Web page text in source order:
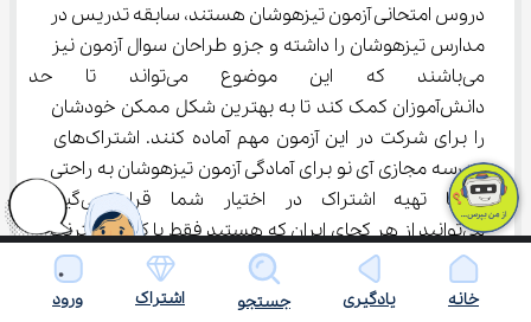
دروس امتحانی آزمون تیزهوشان هستند، سابقه تدریس در
مدارس تیزهوشان را داشته و جزو طراحان سوال آزمون نیز
می‌باشند که این موضوع
دانش‌آموزان کمک کند تا به بهترین شکل ممکن خودشان
را برای شرکت در این آزمون مهم آماده کنند. اشتراک‌های
مدرسه مجازی آی نو برای آمادگی آزمون تیزهوشان به راحتی
و با تهیه اشتراک در اختیار شما
می‌توانید از هر کجای ایران که هستید فقط با کمک اینترنت
و یک گوشی هوشمند مشغول یادگیری مطالب آمادگی
آزمون تیزهوشان شوید.
خانه یادگیری جستجو اشتراک ورود